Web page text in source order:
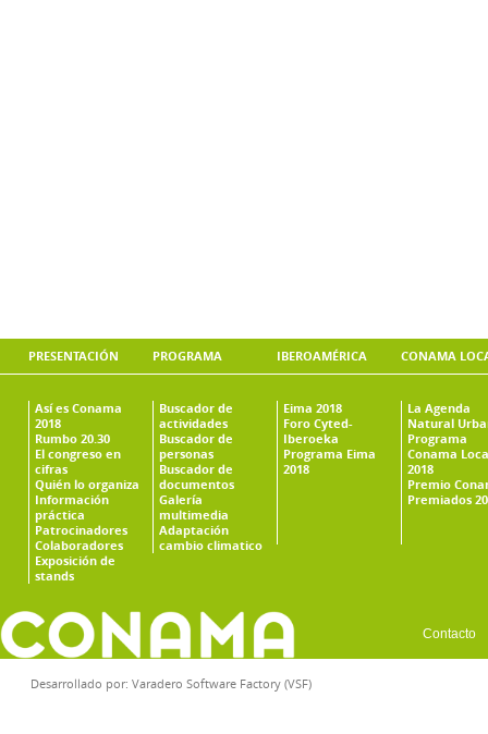
PRESENTACIÓN
Así es Conama
2018
Rumbo 20.30
El congreso en
cifras
Quién lo organiza
Información
práctica
Patrocinadores
Colaboradores
Exposición de
stands
PROGRAMA
Buscador de
actividades
Buscador de
personas
Buscador de
documentos
Galería
multimedia
Adaptación
cambio climatico
IBEROAMÉRICA
Eima 2018
Foro Cyted-
Iberoeka
Programa Eima
2018
CONAMA
La Agenda
Natural
Programa
Conama
2018
Premio
Premiados
Contacto
Desarrollado por: Varadero Software Factory (VSF)